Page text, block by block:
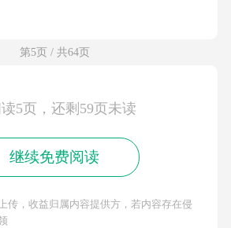
第5页 / 共64页
5页，还剩59页未读
继续免费阅读
传，收益归属内容提供方，若内容存在侵